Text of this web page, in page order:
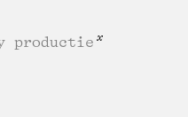
productie